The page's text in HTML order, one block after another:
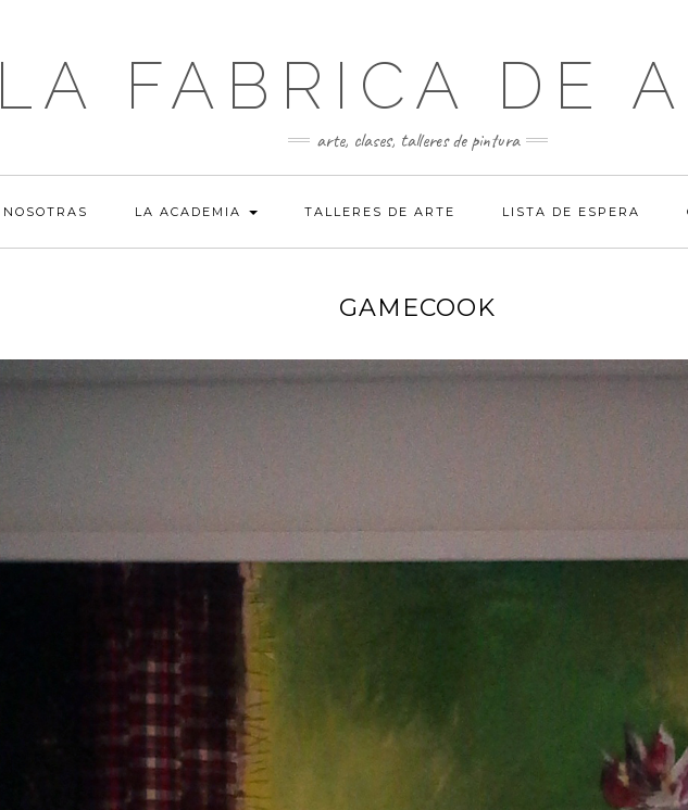
LA FABRICA DE
arte, clases, talleres de pintura
NOSOTRAS LA ACADEMIA TALLERES DE ARTE LISTA DE ESPERA
GAMECOOK